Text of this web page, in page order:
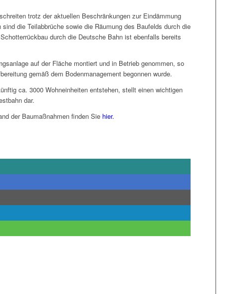
trotz der aktuellen Beschränkungen zur Eindämmung
die Teilabbrüche sowie die Räumung des Baufelds durch die
durch die Deutsche Bahn ist ebenfalls bereits
auf der Fläche montiert und in Betrieb genommen, so
gemäß dem Bodenmanagement begonnen wurde.
ca. 3000 Wohneinheiten entstehen, stellt einen wichtigen
dar.
der Baumaßnahmen finden Sie hier.